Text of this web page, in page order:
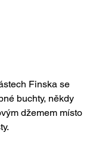
Finska se
buchty, někdy
džemem místo